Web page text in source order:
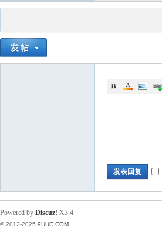
发表回复
Powered by Discuz! X3.4
© 2012-2025 9UUC.COM